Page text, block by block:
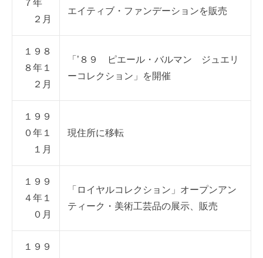
７年
２月
エイティブ・ファンデーションを販売
１９８
８年１
２月
「’８９ ピエール・バルマン ジュエリ
ーコレクション」を開催
１９９
０年１
１月
現住所に移転
１９９
４年１
０月
「ロイヤルコレクション」オープンアン
ティーク・美術工芸品の展示、販売
１９９